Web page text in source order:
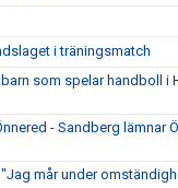
i träningsmatch
som spelar handboll i
- Sandberg lämnar
mår under